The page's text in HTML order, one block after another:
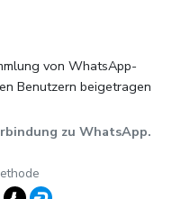
von WhatsApp-
Benutzern beigetragen
zu WhatsApp.